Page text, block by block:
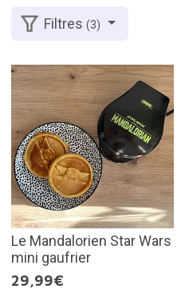
Filtres(3)
Le Mandalorien Star Wars
mini gaufrier
29,99€